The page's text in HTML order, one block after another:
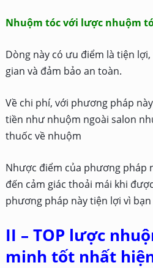
Nhuộm tóc với lược nhuộm
Dòng này có ưu điểm là tiện
gian và đảm bảo an toàn.
Về chi phí, với phương pháp
tiền như nhuộm ngoài salon
thuốc về nhuộm
Nhược điểm của phương pháp
đến cảm giác thoải mái khi
phương pháp này tiện lợi vì
II – TOP lược
minh tốt nhất